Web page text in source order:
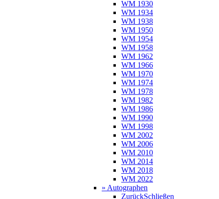
WM 1930
WM 1934
WM 1938
WM 1950
WM 1954
WM 1958
WM 1962
WM 1966
WM 1970
WM 1974
WM 1978
WM 1982
WM 1986
WM 1990
WM 1998
WM 2002
WM 2006
WM 2010
WM 2014
WM 2018
WM 2022
» Autographen
ZurückSchließen